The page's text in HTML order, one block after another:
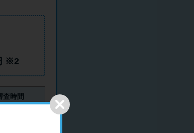
とレイクどっちがいいの？ カードロー
び方を徹底解説！
スの返済方法を徹底解説！ もっとも便
低い＆他社借入があると落ちる？バンク
※2
査時間